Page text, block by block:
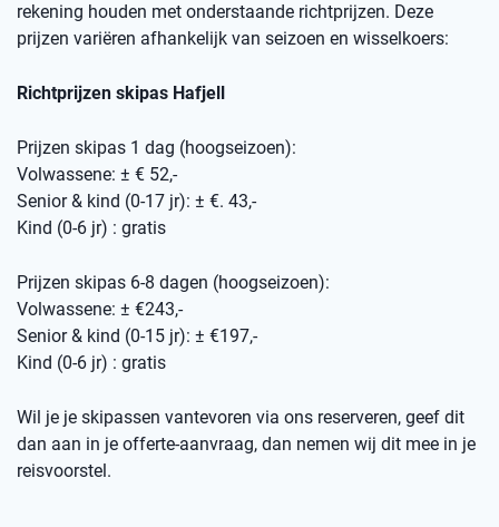
rekening houden met onderstaande richtprijzen. Deze
prijzen variëren afhankelijk van seizoen en wisselkoers:
Richtprijzen skipas Hafjell
Prijzen skipas 1 dag (hoogseizoen):
Volwassene: ± € 52,-
Senior & kind (0-17 jr): ± €. 43,-
Kind (0-6 jr) : gratis
Prijzen skipas 6-8 dagen (hoogseizoen):
Volwassene: ± €243,-
Senior & kind (0-15 jr): ± €197,-
Kind (0-6 jr) : gratis
Wil je je skipassen vantevoren via ons reserveren, geef dit
dan aan in je offerte-aanvraag, dan nemen wij dit mee in je
reisvoorstel.